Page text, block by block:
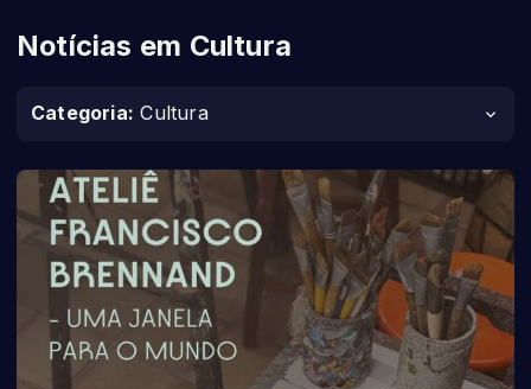
Notícias em Cultura
Categoria: Cultura